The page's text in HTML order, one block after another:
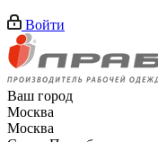
Войти
Ваш город
Москва
Москва